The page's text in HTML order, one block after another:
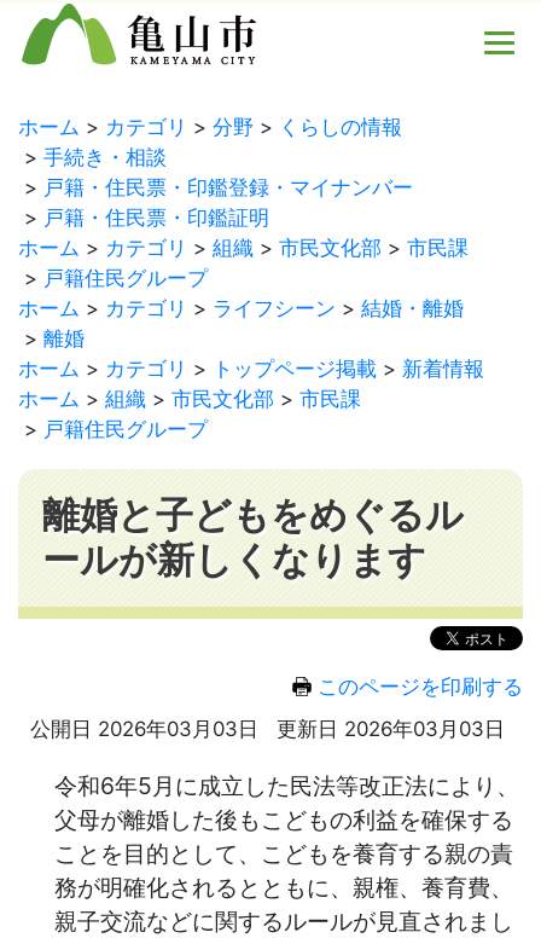
ホーム カテゴリ 分野
くらしの情報
手続き・相談
戸籍・住民票・印鑑登録・マイナンバー
戸籍・住民票・印鑑証明
ホーム
カテゴリ 組織 市民文化部
市民課
戸籍住民グループ
ホーム
カテゴリ ライフシーン
結婚・離婚
離婚
ホーム
カテゴリ トップページ掲載
新着情報
ホーム
組織 市民文化部
市民課
戸籍住民グループ
離婚と子どもをめぐるル
ールが新しくなります
このページを印刷する
公開日 2026年03月03日
更新日 2026年03月03日
令和6年5月に成立した民法等改正法により、
父母が離婚した後もこどもの利益を確保する
ことを目的として、こどもを養育する親の責
務が明確化されるとともに、親権、養育費、
親子交流などに関するルールが見直されまし